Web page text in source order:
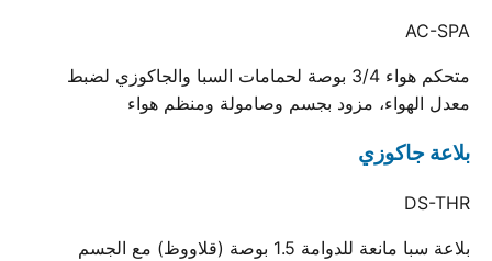
AC-SPA
متحكم هواء 3/4 بوصة لحمامات السبا والجاكوزي لضبط
معدل الهواء، مزود بجسم وصامولة ومنظم هواء
بلاعة جاكوزي
DS-THR
بلاعة سبا مانعة للدوامة 1.5 بوصة (قلاووظ) مع الجسم